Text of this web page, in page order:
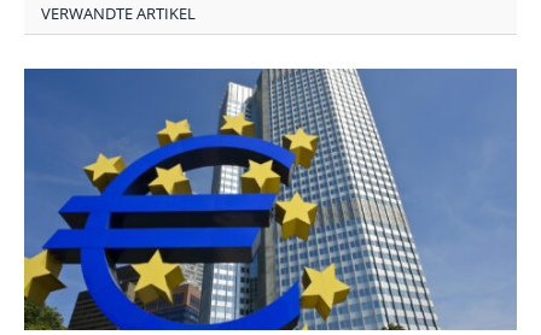
VERWANDTE ARTIKEL